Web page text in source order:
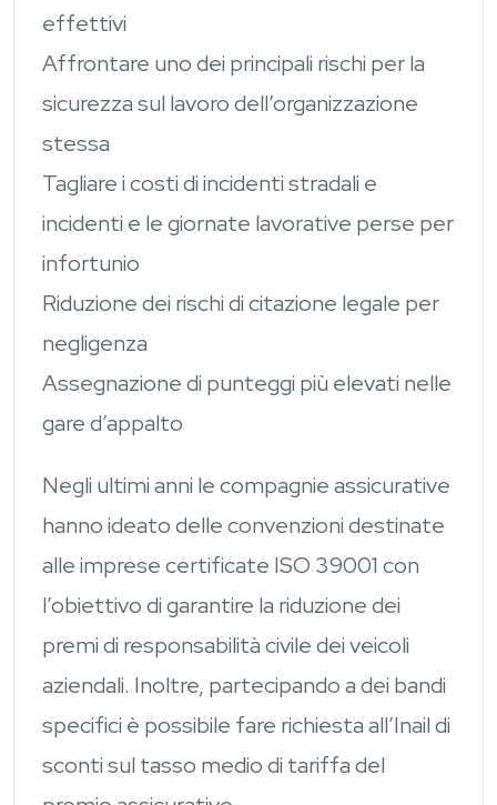
effettivi
Affrontare uno dei principali rischi per la
sicurezza sul lavoro dell’organizzazione
stessa
Tagliare i costi di incidenti stradali e
incidenti e le giornate lavorative perse per
infortunio
Riduzione dei rischi di citazione legale per
negligenza
Assegnazione di punteggi più elevati nelle
gare d’appalto
Negli ultimi anni le compagnie assicurative
hanno ideato delle convenzioni destinate
alle imprese certificate ISO 39001 con
l’obiettivo di garantire la riduzione dei
premi di responsabilità civile dei veicoli
aziendali. Inoltre, partecipando a dei bandi
specifici è possibile fare richiesta all’Inail di
sconti sul tasso medio di tariffa del